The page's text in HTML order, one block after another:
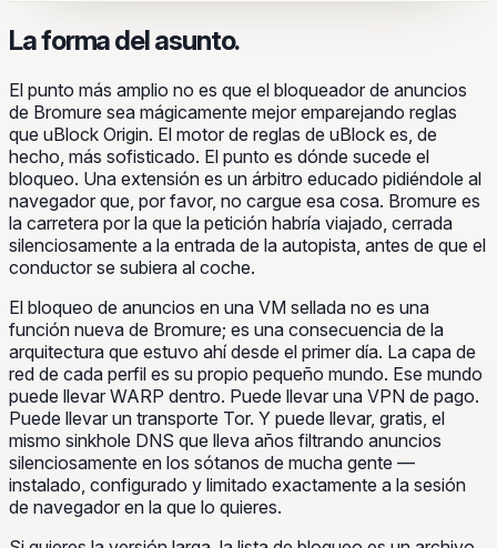
La forma del asunto.
El punto más amplio no es que el bloqueador de anuncios
de Bromure sea mágicamente mejor emparejando reglas
que uBlock Origin. El motor de reglas de uBlock es, de
hecho, más sofisticado. El punto es dónde sucede el
bloqueo. Una extensión es un árbitro educado pidiéndole al
navegador que, por favor, no cargue esa cosa. Bromure es
la carretera por la que la petición habría viajado, cerrada
silenciosamente a la entrada de la autopista, antes de que el
conductor se subiera al coche.
El bloqueo de anuncios en una VM sellada no es una
función nueva de Bromure; es una consecuencia de la
arquitectura que estuvo ahí desde el primer día. La capa de
red de cada perfil es su propio pequeño mundo. Ese mundo
puede llevar WARP dentro. Puede llevar una VPN de pago.
Puede llevar un transporte Tor. Y puede llevar, gratis, el
mismo sinkhole DNS que lleva años filtrando anuncios
silenciosamente en los sótanos de mucha gente —
instalado, configurado y limitado exactamente a la sesión
de navegador en la que lo quieres.